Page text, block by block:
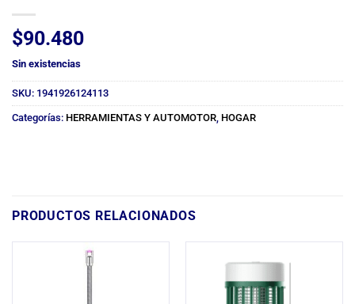
$90.480
Sin existencias
SKU: 1941926124113
Categorías: HERRAMIENTAS Y AUTOMOTOR HOGAR
PRODUCTOS RELACIONADOS